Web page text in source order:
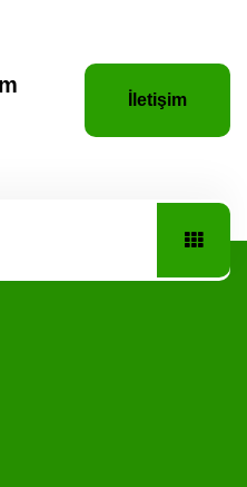
İletişim